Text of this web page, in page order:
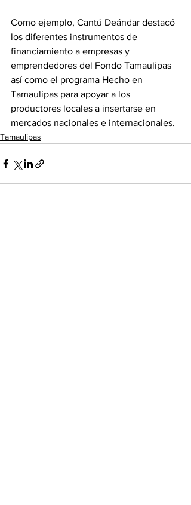
Como ejemplo, Cantú Deándar destacó
los diferentes instrumentos de
financiamiento a empresas y
emprendedores del Fondo Tamaulipas
así como el programa Hecho en
Tamaulipas para apoyar a los
productores locales a insertarse en
mercados nacionales e internacionales.
Tamaulipas